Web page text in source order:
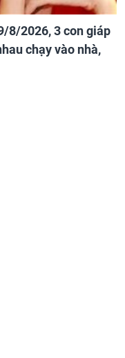
8/2026, 3 con giáp
chạy vào nhà,